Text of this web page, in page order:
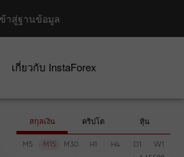
ข้าสู่ฐานข้อมูล
เกี่ยวกับ InstaForex
สกุลเงิน คริปโต หุ้น
M5 M15 M30 H1 H4 D1 W1